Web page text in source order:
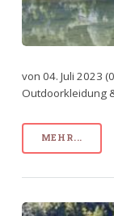
von 04. Juli 2023
Outdoorkleidung
MEHR...